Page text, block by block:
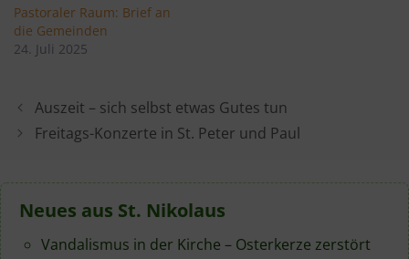
Pastoraler Raum: Brief an
die Gemeinden
24. Juli 2025
Auszeit – sich selbst etwas Gutes tun
Freitags-Konzerte in St. Peter und Paul
Neues aus St. Nikolaus
Vandalismus in der Kirche – Osterkerze zerstört